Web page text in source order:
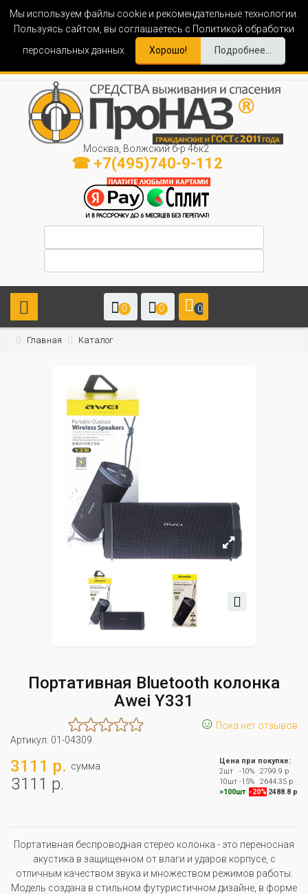
Мы используем файлы cookie и рекомендательные технологии.
Пользуясь сайтом, вы соглашаетесь с Политикой обработки
персональных данных.
Хорошо! Подробнее...
Москва, Волжский б-р 46к2
☎ +7(495)740-9-112
0 0 0
Главная Каталог
Портативная Bluetooth колонка
Awei Y331
☺ Пока нет отзывов
Артикул: 01-04309
3111 р. сумма
3111 р.
Цена при покупке:
2шт
-10%
2799.9 р
10шт -15%
2644.35 р
>100шт -20% 2488.8 р
Портативная беспроводная стерео колонка - это переносная
акустика в защищенном от влаги и ударов корпусе, с
отличным качеством звука и множеством режимов работы.
Модель создана в стильном футуристичном дизайне, в форме